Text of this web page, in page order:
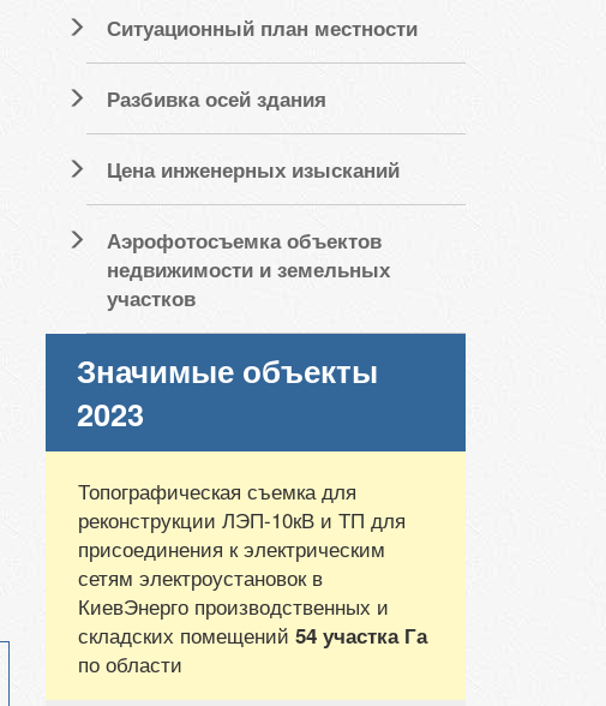
Ситуационный план местности
Разбивка осей здания
Цена инженерных изысканий
Аэрофотосъемка объектов
недвижимости и земельных
участков
Значимые объекты
2023
Топографическая съемка для
реконструкции ЛЭП-10кВ и ТП для
присоединения к электрическим
сетям электроустановок в
КиевЭнерго производственных и
складских помещений 54 участка Га
по области